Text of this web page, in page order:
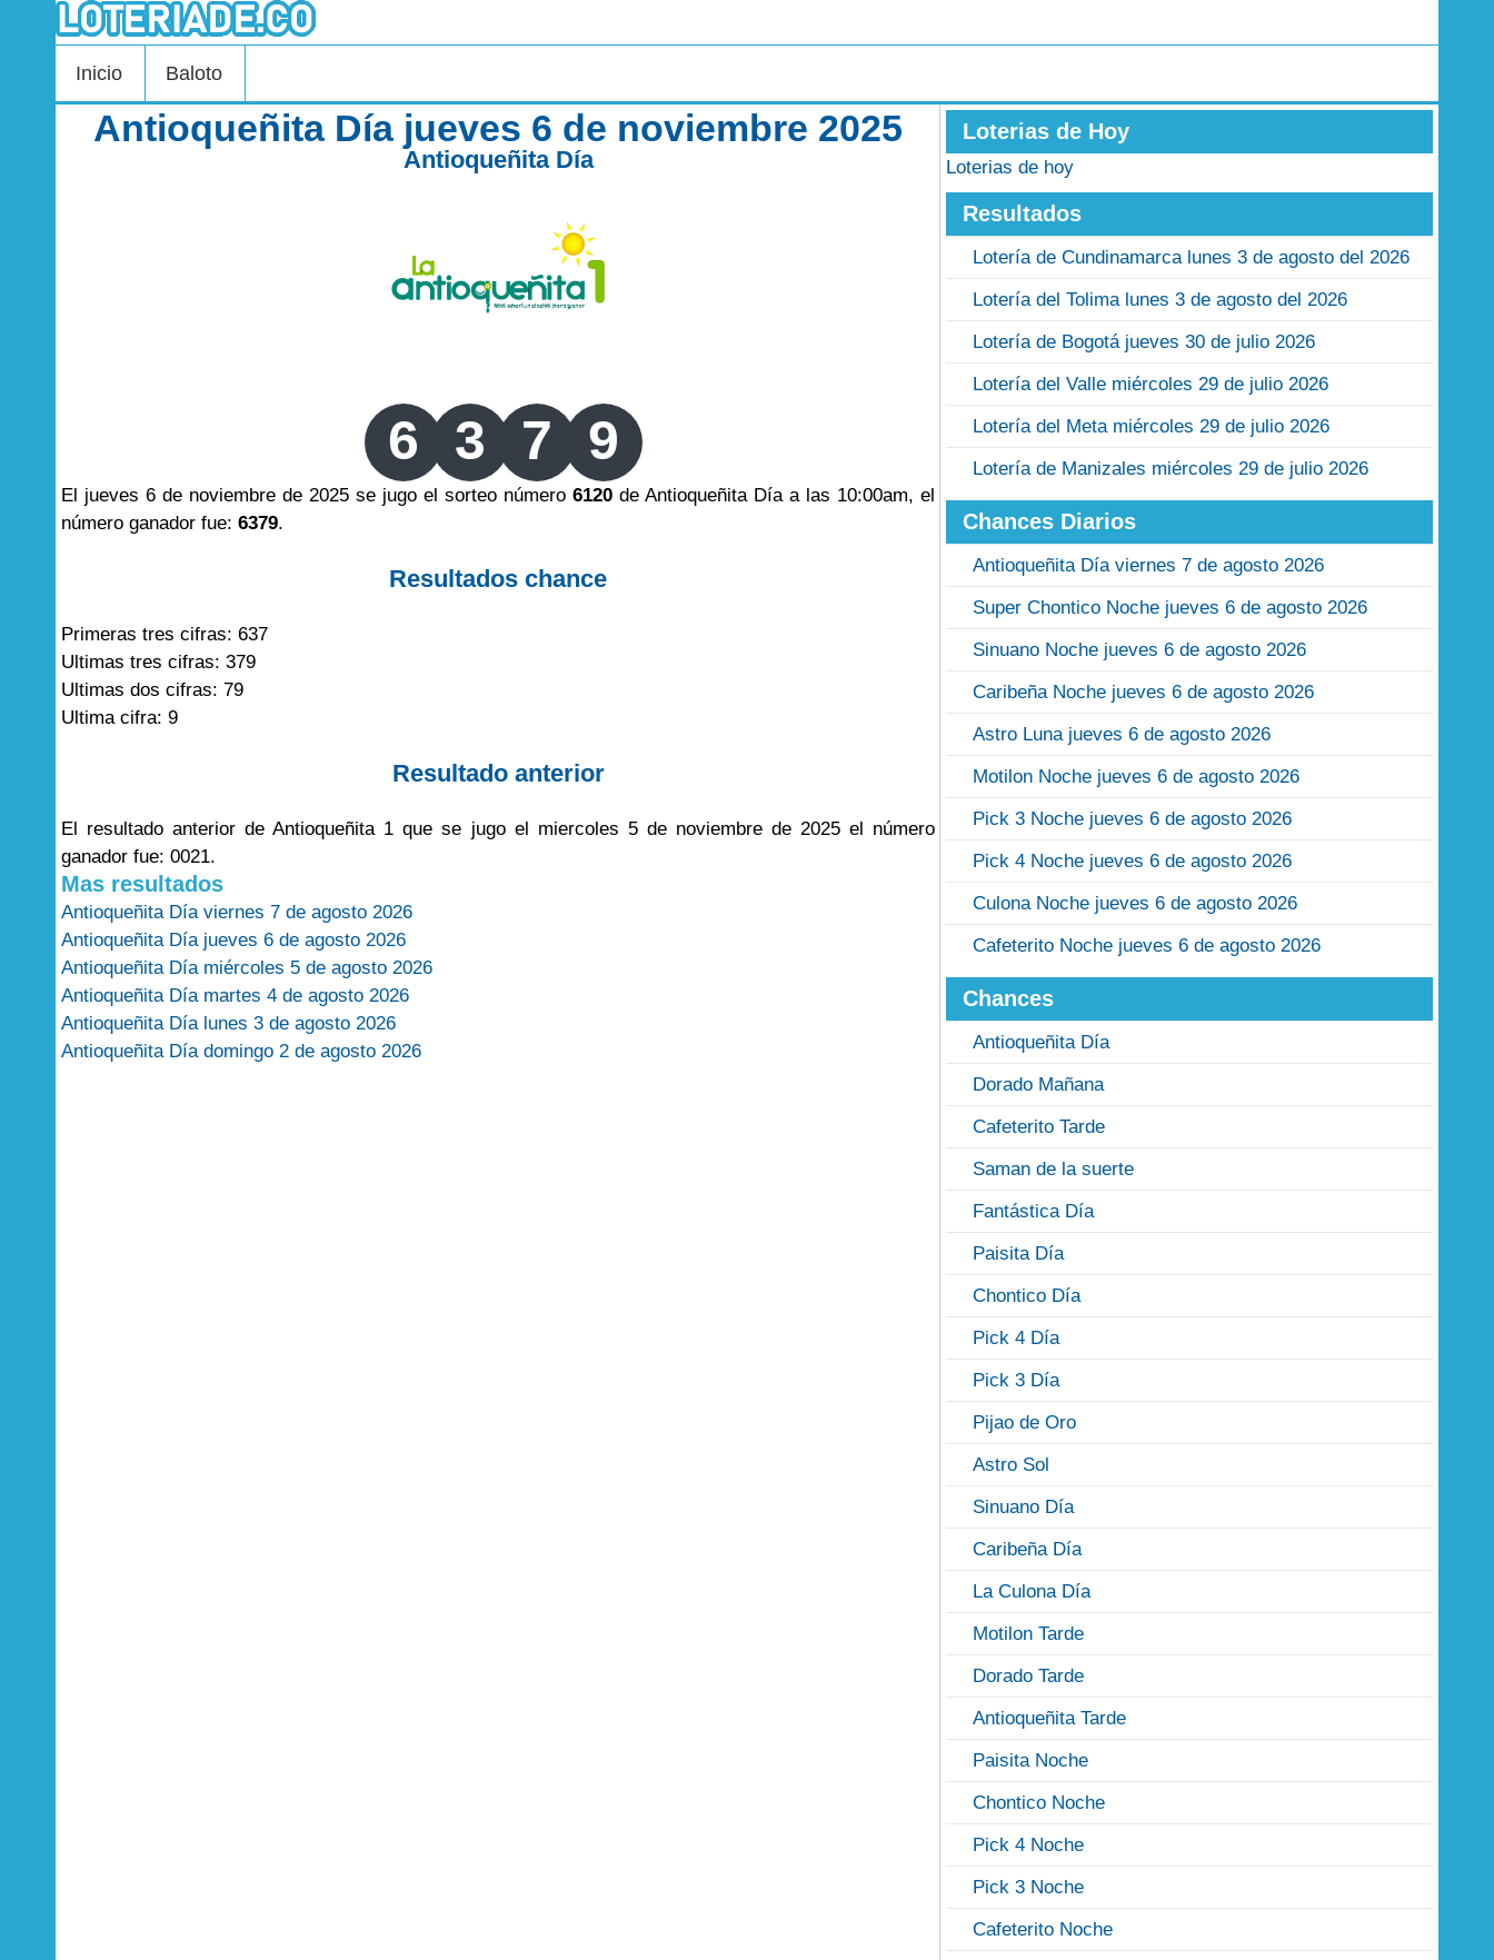
Inicio Baloto
Antioqueñita Día jueves 6 de noviembre 2025
Antioqueñita Día
6 3 7 9
El jueves 6 de noviembre de 2025 se jugo el sorteo número6120 de Antioqueñita Día a las 10:00am, el
número ganador fue: 6379.
Resultados chance
Primeras tres cifras: 637
Ultimas tres cifras: 379
Ultimas dos cifras: 79
Ultima cifra: 9
Resultado anterior
El resultado anterior de Antioqueñita 1 que se jugo el miercoles 5 de noviembre de 2025 el número
ganador fue: 0021.
Mas resultados
Antioqueñita Día viernes 7 de agosto 2026
Antioqueñita Día jueves 6 de agosto 2026
Antioqueñita Día miércoles 5 de agosto 2026
Antioqueñita Día martes 4 de agosto 2026
Antioqueñita Día lunes 3 de agosto 2026
Antioqueñita Día domingo 2 de agosto 2026
Loterias de Hoy
Loterias de hoy
Resultados
Lotería de Cundinamarca lunes 3 de agosto del 2026
Lotería del Tolima lunes 3 de agosto del 2026
Lotería de Bogotá jueves 30 de julio 2026
Lotería del Valle miércoles 29 de julio 2026
Lotería del Meta miércoles 29 de julio 2026
Lotería de Manizales miércoles 29 de julio 2026
Chances Diarios
Antioqueñita Día viernes 7 de agosto 2026
Super Chontico Noche jueves 6 de agosto 2026
Sinuano Noche jueves 6 de agosto 2026
Caribeña Noche jueves 6 de agosto 2026
Astro Luna jueves 6 de agosto 2026
Motilon Noche jueves 6 de agosto 2026
Pick 3 Noche jueves 6 de agosto 2026
Pick 4 Noche jueves 6 de agosto 2026
Culona Noche jueves 6 de agosto 2026
Cafeterito Noche jueves 6 de agosto 2026
Chances
Antioqueñita Día
Dorado Mañana
Cafeterito Tarde
Saman de la suerte
Fantástica Día
Paisita Día
Chontico Día
Pick 4 Día
Pick 3 Día
Pijao de Oro
Astro Sol
Sinuano Día
Caribeña Día
La Culona Día
Motilon Tarde
Dorado Tarde
Antioqueñita Tarde
Paisita Noche
Chontico Noche
Pick 4 Noche
Pick 3 Noche
Cafeterito Noche